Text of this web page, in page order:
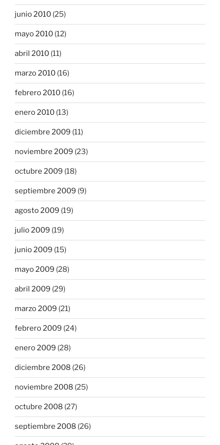
junio 2010 (25)
mayo 2010 (12)
abril 2010 (11)
marzo 2010 (16)
febrero 2010 (16)
enero 2010 (13)
diciembre 2009 (11)
noviembre 2009 (23)
octubre 2009 (18)
septiembre 2009 (9)
agosto 2009 (19)
julio 2009 (19)
junio 2009 (15)
mayo 2009 (28)
abril 2009 (29)
marzo 2009 (21)
febrero 2009 (24)
enero 2009 (28)
diciembre 2008 (26)
noviembre 2008 (25)
octubre 2008 (27)
septiembre 2008 (26)